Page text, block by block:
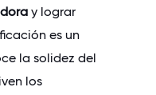
y lograr
es un
la solidez del
los